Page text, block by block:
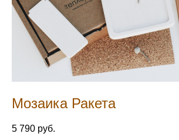
Мозаика Ракета
5 790 pуб.